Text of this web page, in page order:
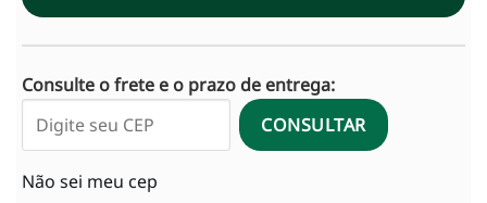
Consulte o frete e o prazo de entrega:
CONSULTAR
Não sei meu cep